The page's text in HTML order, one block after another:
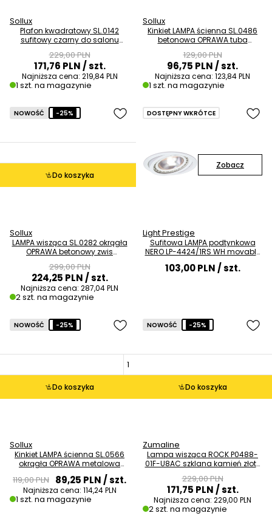
Sollux
Plafon kwadratowy SL.0142
sufitowy czarny do salonu
229,00 PLN
171,76 PLN/ szt.
Najniższa cena: 219,84 PLN
1 szt. na magazynie
Sollux
Kinkiet LAMPA ścienna SL.0486
betonowa OPRAWA tuba
129,00 PLN
96,75 PLN/ szt.
Najniższa cena: 123,84 PLN
1 szt. na magazynie
Do koszyka
NOWOŚĆ -25%
Sollux
LAMPA wisząca SL.0282 okrągła
OPRAWA betonowy zwis
299,00 PLN
224,25 PLN/ szt.
Najniższa cena: 287,04 PLN
2 szt. na magazynie
Zobacz
DOSTĘPNY WKRÓTCE
Light Prestige
Sufitowa LAMPA podtynkowa
NERO LP-4424/1RS WH movable
do zabudowy biały OUTLET
103,00 PLN/ szt.
Do koszyka
NOWOŚĆ -25%
Sollux
Kinkiet LAMPA ścienna SL.0566
okrągła OPRAWA metalowa
tuba grafitowa OUTLET
119,00 PLN 89,25 PLN/ szt.
Najniższa cena: 114,24 PLN
1 szt. na magazynie
Do koszyka
NOWOŚĆ -25%
Zumaline
Lampa wisząca ROCK P0488-
01F-U8AC szklana kamień złoty
229,00 PLN
171,75 PLN/ szt.
Najniższa cena: 229,00 PLN
2 szt. na magazynie